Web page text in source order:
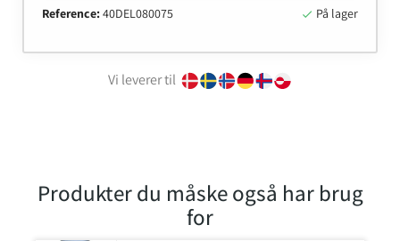
Reference:40DEL080075  På lager
Vi leverer til
Produkter du måske også har brug
for